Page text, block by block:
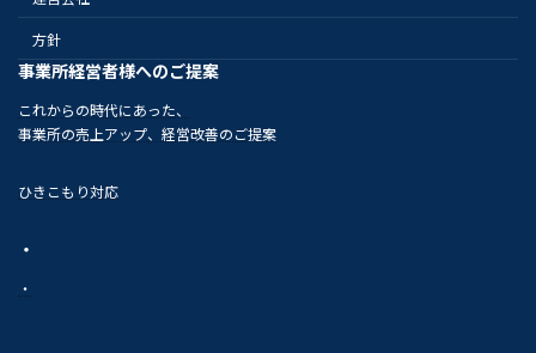
方針
事業所経営者様へのご提案
これからの時代にあった、
事業所の売上アップ、経営改善のご提案
ひきこもり対応
・
・